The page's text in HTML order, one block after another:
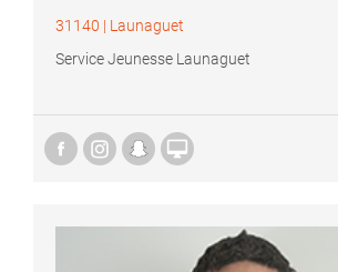
31140 | Launaguet
Service Jeunesse Launaguet
